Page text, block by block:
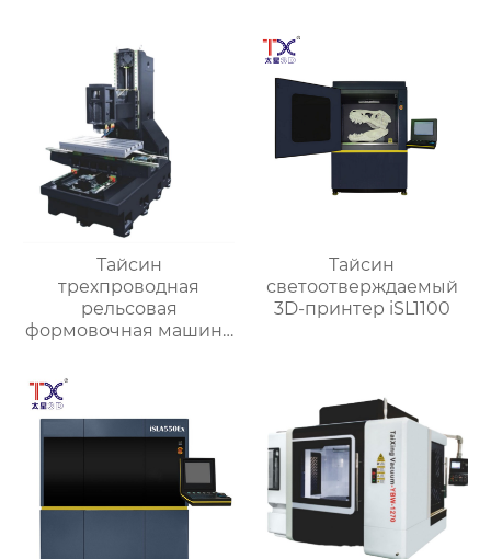
Тайсин
трехпроводная
рельсовая
формовочная машина
Тайсин
светоотверждаемый
3D-принтер iSL1100